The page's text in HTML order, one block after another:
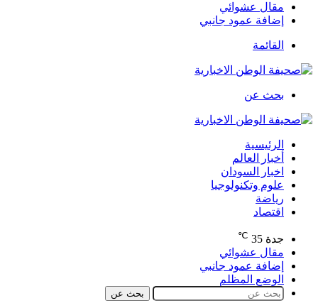
مقال عشوائي
إضافة عمود جانبي
القائمة
بحث عن
الرئيسية
أخبار العالم
اخبار السودان
علوم وتكنولوجيا
رياضة
اقتصاد
جدة 35
℃
مقال عشوائي
إضافة عمود جانبي
الوضع المظلم
بحث عن